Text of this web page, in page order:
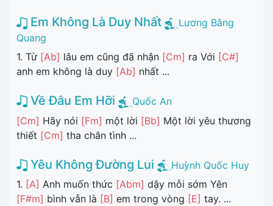
Em Không Là Duy Nhất
Lương Bằng
Quang
1. Từ [Ab] lâu em cũng đã nhận [Cm] ra Với [C#]
anh em không là duy [Ab] nhất ...
Về Đâu Em Hỡi
Quốc An
[Cm] Hãy nói [Fm] một lời [Bb] Một lời yêu thương
thiết [Cm] tha chân tình ...
Yêu Không Đường Lui
Huỳnh Quốc Huy
1. [A] Anh muốn thức [Abm] dậy mỗi sớm Yên
[F#m] bình vẫn là [B] em trong vòng [E] tay. ...